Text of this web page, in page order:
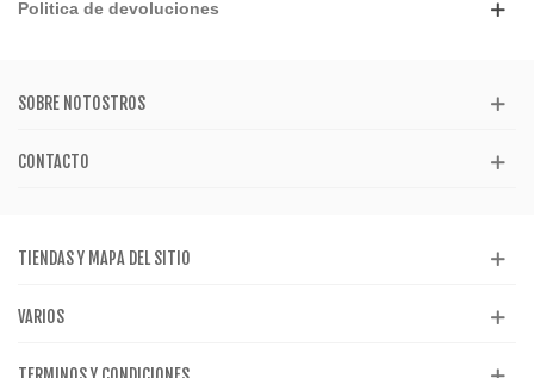
Politica de devoluciones
SOBRE NOTOSTROS
CONTACTO
TIENDAS Y MAPA DEL SITIO
VARIOS